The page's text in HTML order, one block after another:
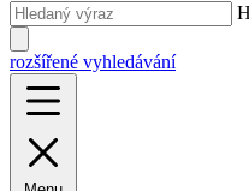
rozšířené vyhledávání